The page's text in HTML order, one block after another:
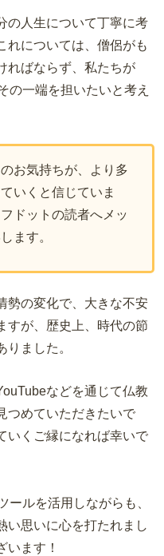
の人生について丁寧に考
れについては、僧侶がも
ればならず、私たちが
の一端を担いたいと考え
お気持ちが、より多
いくと信じていま
ドットの読者へメッ
ます。
勢の変化で、大きな不安
すが、歴史上、時代の節
りました。
などを通じて仏教
つめていただきたいで
いくご縁になれば幸いで
ールを活用しながらも、
い思いに心を打たれまし
います！